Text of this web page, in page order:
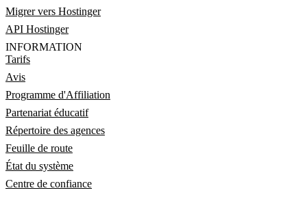
Migrer vers Hostinger
API Hostinger
INFORMATION
Tarifs
Avis
Programme d'Affiliation
Partenariat éducatif
Répertoire des agences
Feuille de route
État du système
Centre de confiance